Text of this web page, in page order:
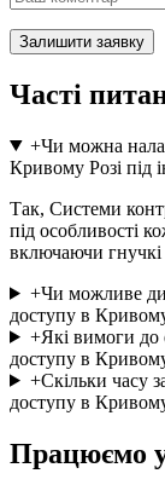
Часті
+Чи можна
Кривому Розі під
Так, Системи
під особливості
включаючи гнучкі
+Чи можливе
доступу в
+Які вимоги до
доступу в
+Скільки часу
доступу в
Працюємо у